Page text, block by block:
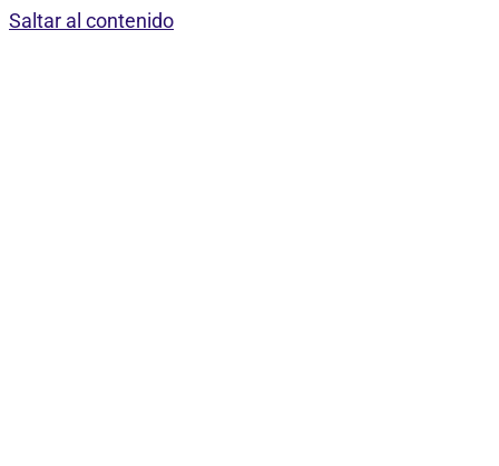
Saltar al contenido